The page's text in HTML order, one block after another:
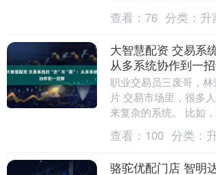
有限公司采取责令改正
查....
查看： 76 分类： 升
大智慧配资 交易系统
从多系统协作到一
职业交易员三废哥，
片 交易市场里，很多
来复杂的系统。 比如
全势强势领航系统、势
专门盯着市....
查看： 100 分类：
骆驼优配门店 智明